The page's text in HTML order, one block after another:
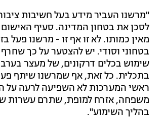
"מרשנו העביר מידע בעל חשיבות
לסכן את בטחון המדינה. סעיף
מאין כמותו. לא זו אף זו - מרשנו
בטחוני וסודי. יש להצטער על כך
שימוש בכלים דרקונים, של מעצר
בתכלית. כל זאת, אף שמרשנו שיתף
ראשי המערכות לא השפיעה לרעה על
משפחה, אזרח למופת, שתרם עשרות
בהליך השימוע".